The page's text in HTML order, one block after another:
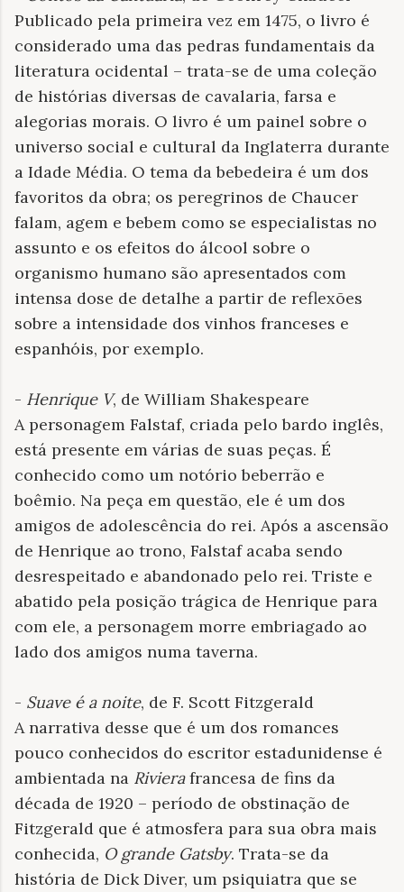
Publicado pela primeira vez em 1475, o livro é
considerado uma das pedras fundamentais da
literatura ocidental – trata-se de uma coleção
de histórias diversas de cavalaria, farsa e
alegorias morais. O livro é um painel sobre o
universo social e cultural da Inglaterra durante
a Idade Média. O tema da bebedeira é um dos
favoritos da obra; os peregrinos de Chaucer
falam, agem e bebem como se especialistas no
assunto e os efeitos do álcool sobre o
organismo humano são apresentados com
intensa dose de detalhe a partir de reflexões
sobre a intensidade dos vinhos franceses e
espanhóis, por exemplo.
- Henrique V, de William Shakespeare
A personagem Falstaf, criada pelo bardo inglês,
está presente em várias de suas peças. É
conhecido como um notório beberrão e
boêmio. Na peça em questão, ele é um dos
amigos de adolescência do rei. Após a ascensão
de Henrique ao trono, Falstaf acaba sendo
desrespeitado e abandonado pelo rei. Triste e
abatido pela posição trágica de Henrique para
com ele, a personagem morre embriagado ao
lado dos amigos numa taverna.
- Suave é a noite, de F. Scott Fitzgerald
A narrativa desse que é um dos romances
pouco conhecidos do escritor estadunidense é
ambientada na Rivierafrancesa de fins da
década de 1920 – período de obstinação de
Fitzgerald que é atmosfera para sua obra mais
conhecida, O grande Gatsby. Trata-se da
história de Dick Diver, um psiquiatra que se